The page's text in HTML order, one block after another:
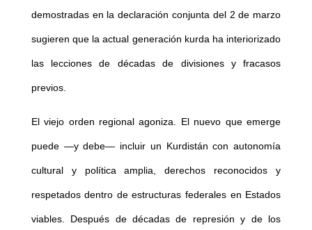
demostradas en la declaración conjunta del 2 de marzo
sugieren que la actual generación kurda ha interiorizado
las lecciones de décadas de divisiones y fracasos
previos.
El viejo orden regional agoniza. El nuevo que emerge
puede —y debe— incluir un Kurdistán con autonomía
cultural y política amplia, derechos reconocidos y
respetados dentro de estructuras federales en Estados
viables. Después de décadas de represión y de los